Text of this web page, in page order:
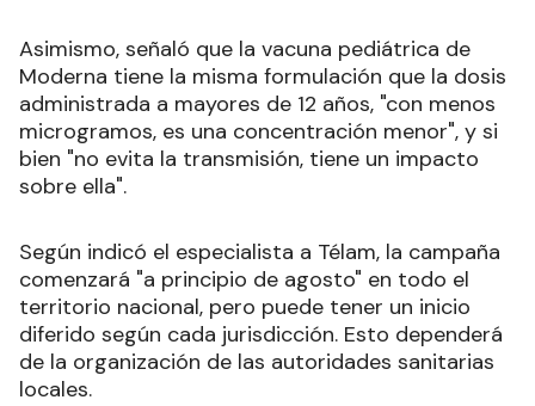
Asimismo, señaló que la vacuna pediátrica de
Moderna tiene la misma formulación que la dosis
administrada a mayores de 12 años, "con menos
microgramos, es una concentración menor", y si
bien "no evita la transmisión, tiene un impacto
sobre ella".
Según indicó el especialista a Télam, la campaña
comenzará "a principio de agosto" en todo el
territorio nacional, pero puede tener un inicio
diferido según cada jurisdicción. Esto dependerá
de la organización de las autoridades sanitarias
locales.